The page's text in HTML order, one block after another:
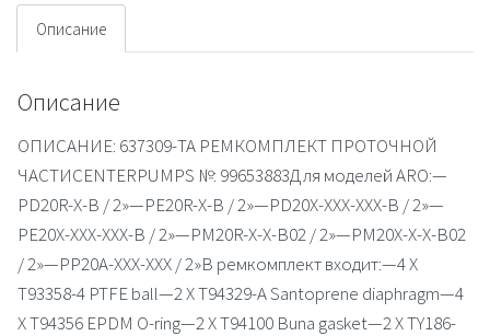
Описание
Описание
ОПИСАНИЕ: 637309-TA РЕМКОМПЛЕКТ ПРОТОЧНОЙ
ЧАСТИCENTERPUMPS №: 99653883Для моделей ARO:—
PD20R-X-B / 2»—PE20R-X-B / 2»—PD20X-XXX-XXX-B / 2»—
PE20X-XXX-XXX-B / 2»—PM20R-X-X-B02 / 2»—PM20X-X-X-B02
/ 2»—PP20A-XXX-XXX / 2»В ремкомплект входит:—4 X
T93358-4 PTFE ball—2 X T94329-A Santoprene diaphragm—4
X T94356 EPDM O-ring—2 X T94100 Buna gasket—2 X TY186-